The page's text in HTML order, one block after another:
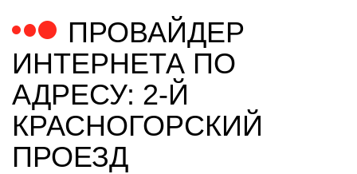
ПРОВАЙДЕР
ИНТЕРНЕТА ПО
АДРЕСУ: 2-Й
КРАСНОГОРСКИЙ
ПРОЕЗД